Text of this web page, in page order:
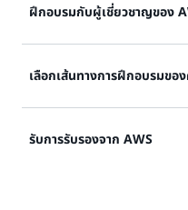
สำรวจการฝึกอบรมแบบดิ
ทำในการฝึกอบรมแบบดิจิ
ฝึกอบรมกับผู้เชี่ยวชาญของ
สร้างทักษะทางเทคนิคแล
เลือกเส้นทางการฝึกอบรมขอ
เรียนรู้ตามแผนการเรียนรู้
รับการรับรองจาก AWS